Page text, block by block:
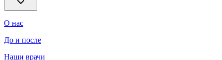
О нас
До и после
Наши врачи